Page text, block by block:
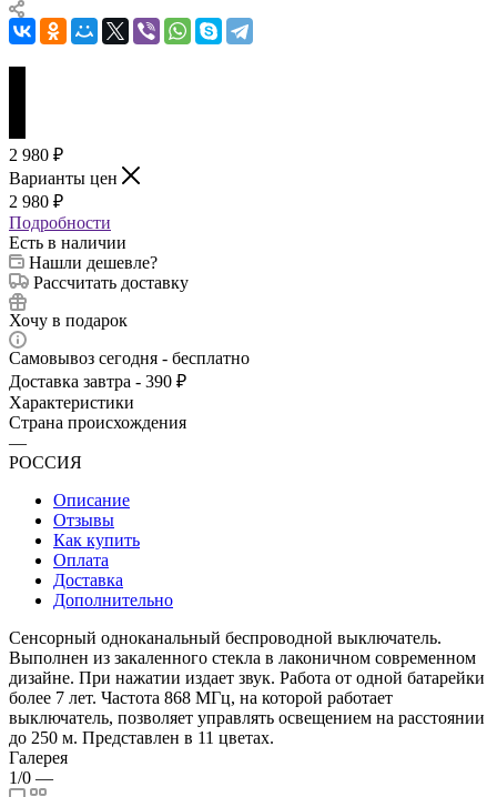
2 980 ₽
Варианты цен
2 980 ₽
Подробности
Есть в наличии
Нашли дешевле?
Рассчитать доставку
Хочу в подарок
Самовывоз сегодня - бесплатно
Доставка завтра - 390 ₽
Характеристики
Страна происхождения
—
РОССИЯ
Описание
Отзывы
Как купить
Оплата
Доставка
Дополнительно
Сенсорный одноканальный беспроводной выключатель.
Выполнен из закаленного стекла в лаконичном современном
дизайне. При нажатии издает звук. Работа от одной батарейки
более 7 лет. Частота 868 МГц, на которой работает
выключатель, позволяет управлять освещением на расстоянии
до 250 м. Представлен в 11 цветах.
Галерея
1/0 —